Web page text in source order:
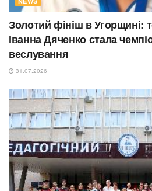
Золотий фініш в Угорщині:
Іванна Дяченко стала
веслування
31.07.2026